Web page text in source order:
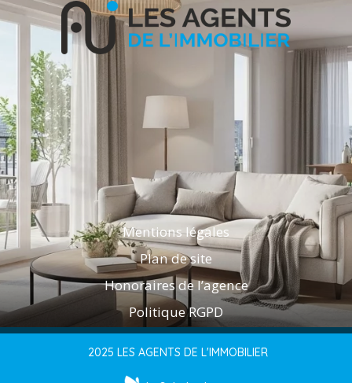
Mentions légales
Plan de site
Honoraires de l’agence
Politique RGPD
2025 LES AGENTS DE L'IMMOBILIER